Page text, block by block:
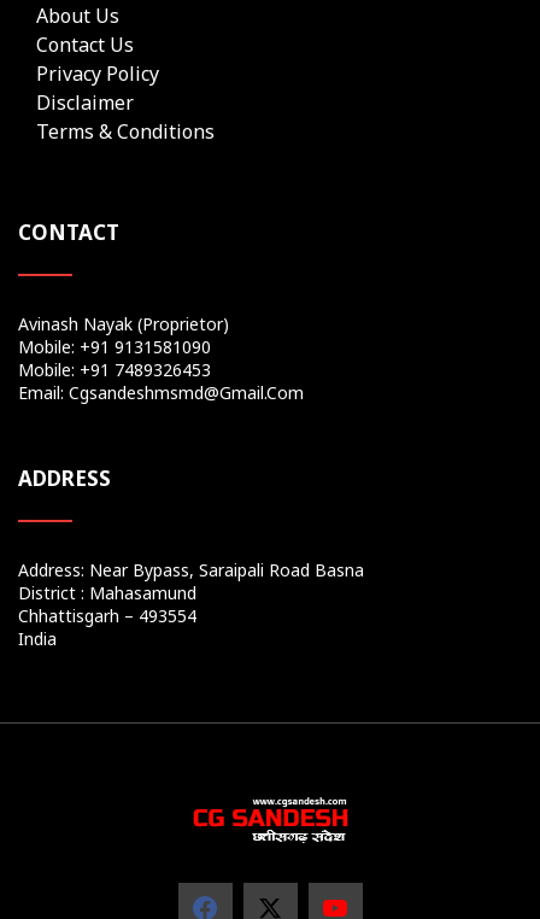
About Us
Contact Us
Privacy Policy
Disclaimer
Terms & Conditions
CONTACT
Avinash Nayak (Proprietor)
Mobile: +91 9131581090
Mobile: +91 7489326453
Email: Cgsandeshmsmd@gmail.com
ADDRESS
Address: Near Bypass, Saraipali Road Basna
District : Mahasamund
Chhattisgarh – 493554
India